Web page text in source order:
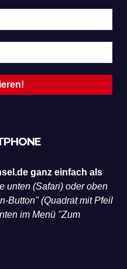
ganz einfach als
unten (Safari) oder oben
Button" (Quadrat mit Pfeil
im Menü "Zum